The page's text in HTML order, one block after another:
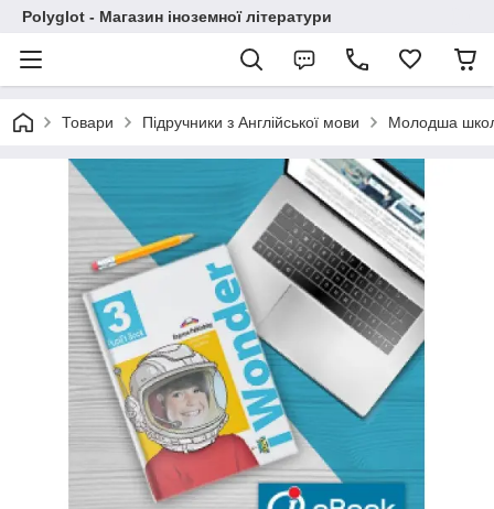
Polyglot - Магазин іноземної літератури
Товари Підручники з Англійської мови Молодша